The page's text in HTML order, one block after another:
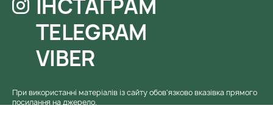
ІНСТАГРАМ
TELEGRAM
VIBER
При використанні матеріалів із сайту обов'язково вказівка ​​прямого
посилання на джерело.